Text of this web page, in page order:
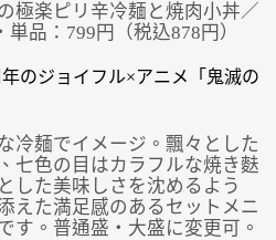
極楽ピリ辛冷麺と焼肉小丼／
品：799円（税込878円）
冷麺でイメージ。飄々とした
七色の目はカラフルな焼き麩
した美味しさを沈めるよう
えた満足感のあるセットメニ
す。普通盛・大盛に変更可。